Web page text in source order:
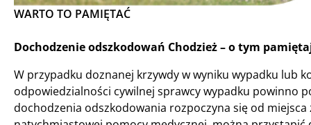
WARTO TO PAMIĘTAĆ
Dochodzenie odszkodowań Chodzież – o tym
W przypadku doznanej krzywdy w wyniku wypadku lub
odpowiedzialności cywilnej sprawcy wypadku powinno
dochodzenia odszkodowania rozpoczyna się od